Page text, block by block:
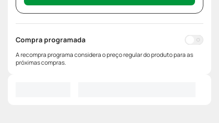
Compra programada
A recompra programa considera o preço regular do produto para as
próximas compras.